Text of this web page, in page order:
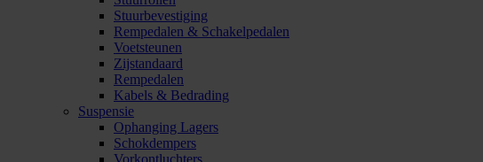
Stuurbevestiging
Rempedalen & Schakelpedalen
Voetsteunen
Zijstandaard
Rempedalen
Kabels & Bedrading
Suspensie
Ophanging Lagers
Schokdempers
Vorkontluchters